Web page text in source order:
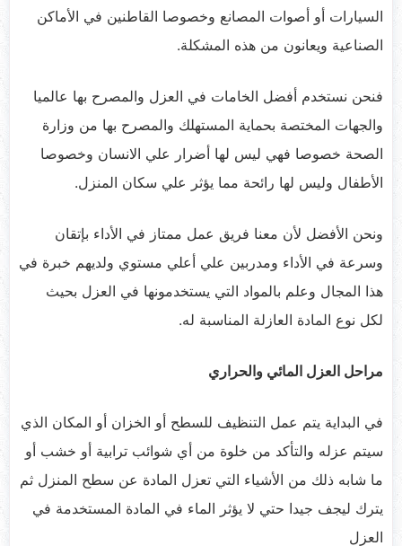
السيارات أو أصوات المصانع وخصوصا القاطنين في الأماكن
الصناعية ويعانون من هذه المشكلة.
فنحن نستخدم أفضل الخامات في العزل والمصرح بها عالميا
والجهات المختصة بحماية المستهلك والمصرح بها من وزارة
الصحة خصوصا فهي ليس لها أضرار علي الانسان وخصوصا
الأطفال وليس لها رائحة مما يؤثر علي سكان المنزل.
ونحن الأفضل لأن معنا فريق عمل ممتاز في الأداء بإتقان
وسرعة في الأداء ومدربين علي أعلي مستوي ولديهم خبرة في
هذا المجال وعلم بالمواد التي يستخدمونها في العزل بحيث
لكل نوع المادة العازلة المناسبة له.
مراحل العزل المائي والحراري
في البداية يتم عمل التنظيف للسطح أو الخزان أو المكان الذي
سيتم عزله والتأكد من خلوة من أي شوائب ترابية أو خشب أو
ما شابه ذلك من الأشياء التي تعزل المادة عن سطح المنزل ثم
يترك ليجف جيدا حتي لا يؤثر الماء في المادة المستخدمة في
العزل